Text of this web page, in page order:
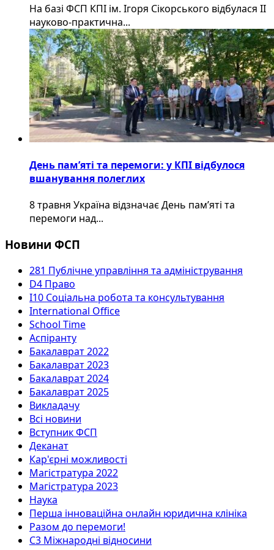
На базі ФСП КПІ ім. Ігоря Сікорського відбулася ІІ
науково-практична...
День пам’яті та перемоги: у КПІ відбулося
вшанування полеглих
8 травня Україна відзначає День пам’яті та
перемоги над...
Новини ФСП
281 Публічне управління та адміністрування
D4 Право
I10 Соціальна робота та консультування
International Office
School Time
Аспіранту
Бакалаврат 2022
Бакалаврат 2023
Бакалаврат 2024
Бакалаврат 2025
Викладачу
Всі новини
Вступник ФСП
Деканат
Кар'єрні можливості
Магістратура 2022
Магістратура 2023
Наука
Перша інноваційна онлайн юридична клініка
Разом до перемоги!
С3 Міжнародні відносини